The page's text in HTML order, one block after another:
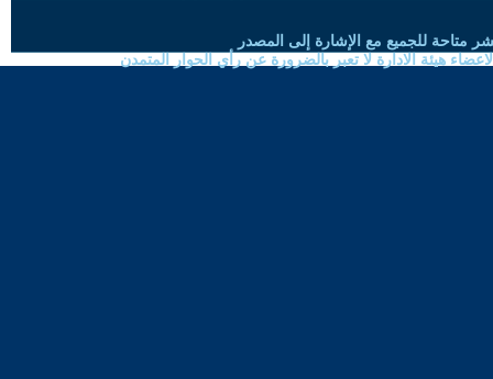
متاحة للجميع مع الإشارة إلى المصدر
هيئة الادارة لا تعبر بالضرورة عن رأي الحوار المتمدن